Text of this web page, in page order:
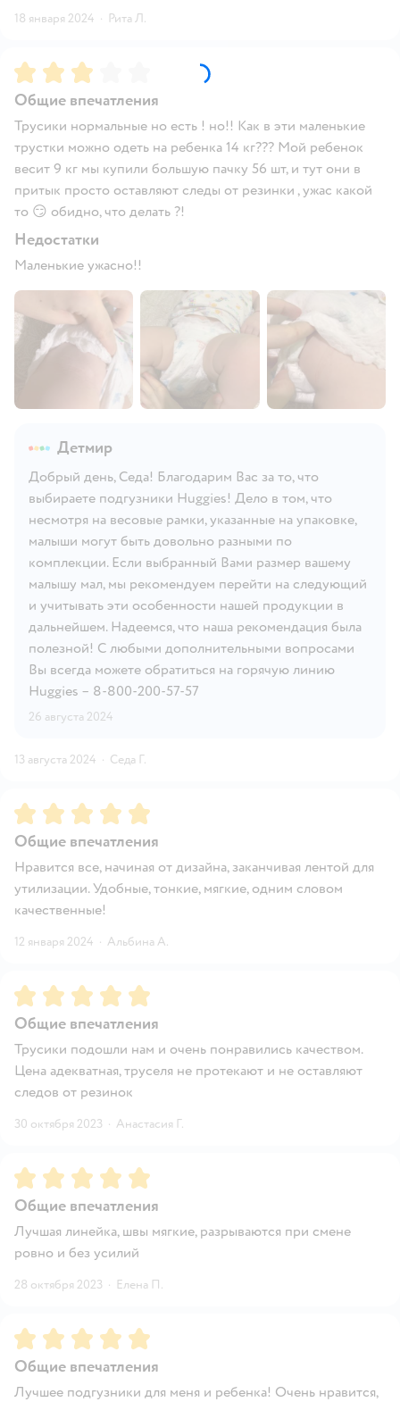
18 января 2024 · Рита Л.
Рейтинг:3
Общие впечатления
Трусики нормальные но есть ! но!! Как в эти маленькие
трустки можно одеть на ребенка 14 кг??? Мой ребенок
весит 9 кг мы купили большую пачку 56 шт, и тут они в
притык просто оставляют следы от резинки , ужас какой
то 😏 обидно, что делать ?!
Недостатки
Маленькие ужасно!!
Детмир
Добрый день, Седа! Благодарим Вас за то, что
выбираете подгузники Huggies! Дело в том, что
несмотря на весовые рамки, указанные на упаковке,
малыши могут быть довольно разными по
комплекции. Если выбранный Вами размер вашему
малышу мал, мы рекомендуем перейти на следующий
и учитывать эти особенности нашей продукции в
дальнейшем. Надеемся, что наша рекомендация была
полезной! С любыми дополнительными вопросами
Вы всегда можете обратиться на горячую линию
Huggies – 8-800-200-57-57
26 августа 2024
13 августа 2024 · Седа Г.
Рейтинг:5
Общие впечатления
Нравится все, начиная от дизайна, заканчивая лентой для
утилизации. Удобные, тонкие, мягкие, одним словом
качественные!
12 января 2024 · Альбина А.
Рейтинг:5
Общие впечатления
Трусики подошли нам и очень понравились качеством.
Цена адекватная, труселя не протекают и не оставляют
следов от резинок
30 октября 2023 · Анастасия Г.
Рейтинг:5
Общие впечатления
Лучшая линейка, швы мягкие, разрываются при смене
ровно и без усилий
28 октября 2023 · Елена П.
Рейтинг:5
Общие впечатления
Лучшее подгузники для меня и ребенка! Очень нравится,